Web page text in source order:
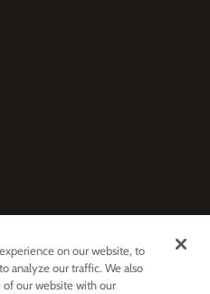
ジン登録
バシーポリシーに同意する
on our website, to
analyze our traffic. We also
our website with our